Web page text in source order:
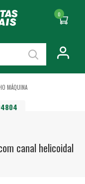
0
MÁQUINA
canal helicoidal